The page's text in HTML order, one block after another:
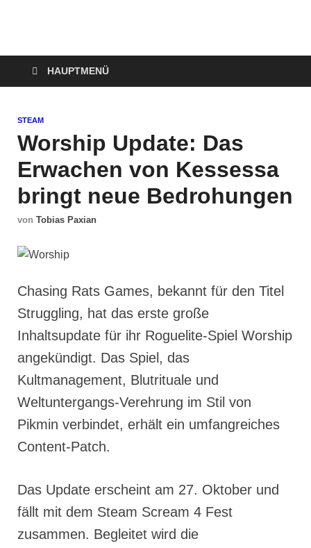
Technoloki: Gaming
und Entertainment
News
Blockbuster, Indie-Perlen und Retro-Klassiker.
HAUPTMENÜ
STEAM
Worship Update: Das
Erwachen von Kessessa
bringt neue Bedrohungen
von Tobias Paxian
Chasing Rats Games, bekannt für den Titel
Struggling, hat das erste große
Inhaltsupdate für ihr Roguelite-Spiel Worship
angekündigt. Das Spiel, das
Kultmanagement, Blutrituale und
Weltuntergangs-Verehrung im Stil von
Pikmin verbindet, erhält ein umfangreiches
Content-Patch.
Das Update erscheint am 27. Oktober und
fällt mit dem Steam Scream 4 Fest
zusammen. Begleitet wird die